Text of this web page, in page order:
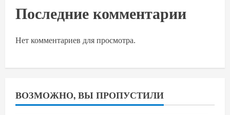
Последние комментарии
Нет комментариев для просмотра.
ВОЗМОЖНО, ВЫ ПРОПУСТИЛИ